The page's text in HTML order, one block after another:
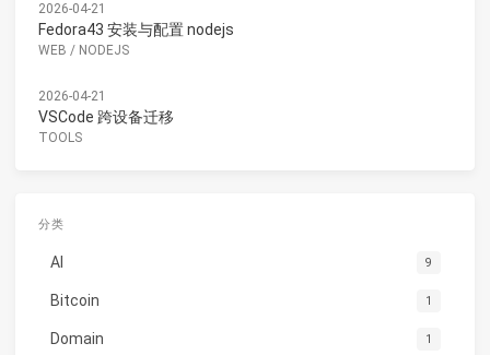
2026-04-21
Fedora43 安装与配置 nodejs
WEB / NODEJS
2026-04-21
VSCode 跨设备迁移
TOOLS
分类
AI 9
Bitcoin 1
Domain 1